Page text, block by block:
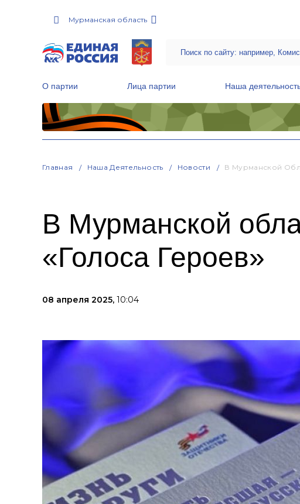
Мурманская область
О партии Лица партии Наша
Главная Наша Деятельность Новости В Мурманской
В Мурманской
«Голоса Героев»
08 апреля 2025, 10:04